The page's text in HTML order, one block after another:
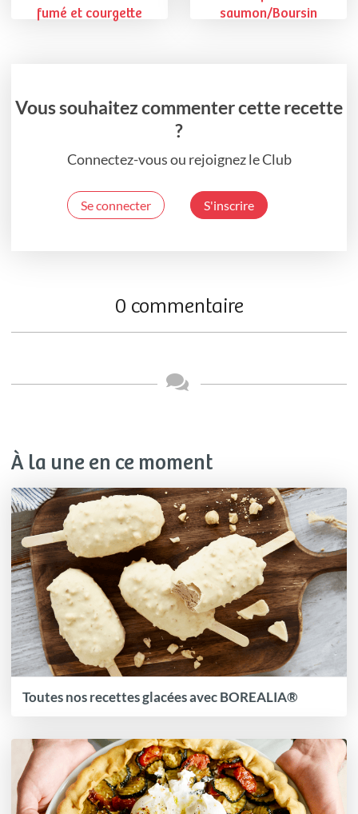
fumé et courgette
saumon/Boursin
Vous souhaitez commenter cette recette
?
Connectez-vous ou rejoignez le Club
Se connecter S'inscrire
0 commentaire
À la une en ce moment
Toutes nos recettes glacées avec BOREALIA®